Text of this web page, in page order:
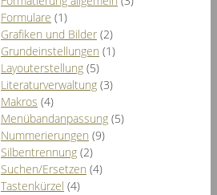
Formulare (1)
Grafiken und Bilder (2)
Grundeinstellungen (1)
Layouterstellung (5)
Literaturverwaltung (3)
Makros (4)
Menübandanpassung (5)
Nummerierungen (9)
Silbentrennung (2)
Suchen/Ersetzen (4)
Tastenkürzel (4)